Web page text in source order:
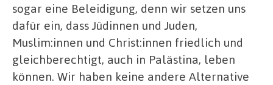
sogar eine Beleidigung, denn wir setzen uns
dafür ein, dass Jüdinnen und Juden,
Muslim:innen und Christ:innen friedlich und
gleichberechtigt, auch in Palästina, leben
können. Wir haben keine andere Alternative